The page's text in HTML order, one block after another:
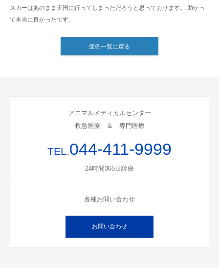
スカーはあのまま天国に行ってしまっただろうと思っております。 助かっ
て本当に良かったです。
症例一覧に戻る
アニマルメディカルセンター
救急医療 ＆ 専門医療
TEL.044-411-9999
24時間365日診療
各種お問い合わせ
お問い合わせ